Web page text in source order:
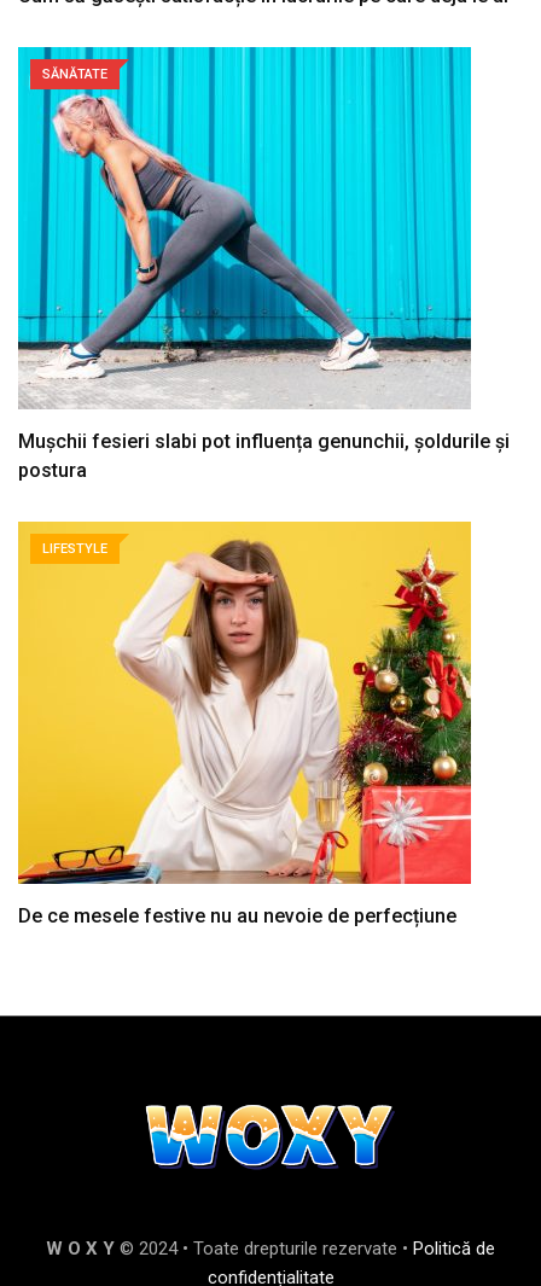
SĂNĂTATE
Mușchii fesieri slabi pot influența genunchii, șoldurile și
postura
LIFESTYLE
De ce mesele festive nu au nevoie de perfecțiune
W O X Y © 2024 • Toate drepturile rezervate • Politică de
confidențialitate